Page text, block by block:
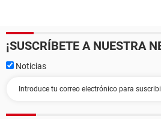
¡SUSCRÍBETE A NUESTRA
Noticias